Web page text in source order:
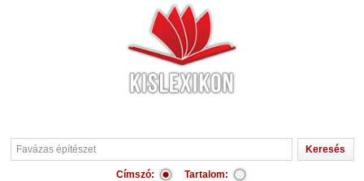
Címszó: Tartalom: